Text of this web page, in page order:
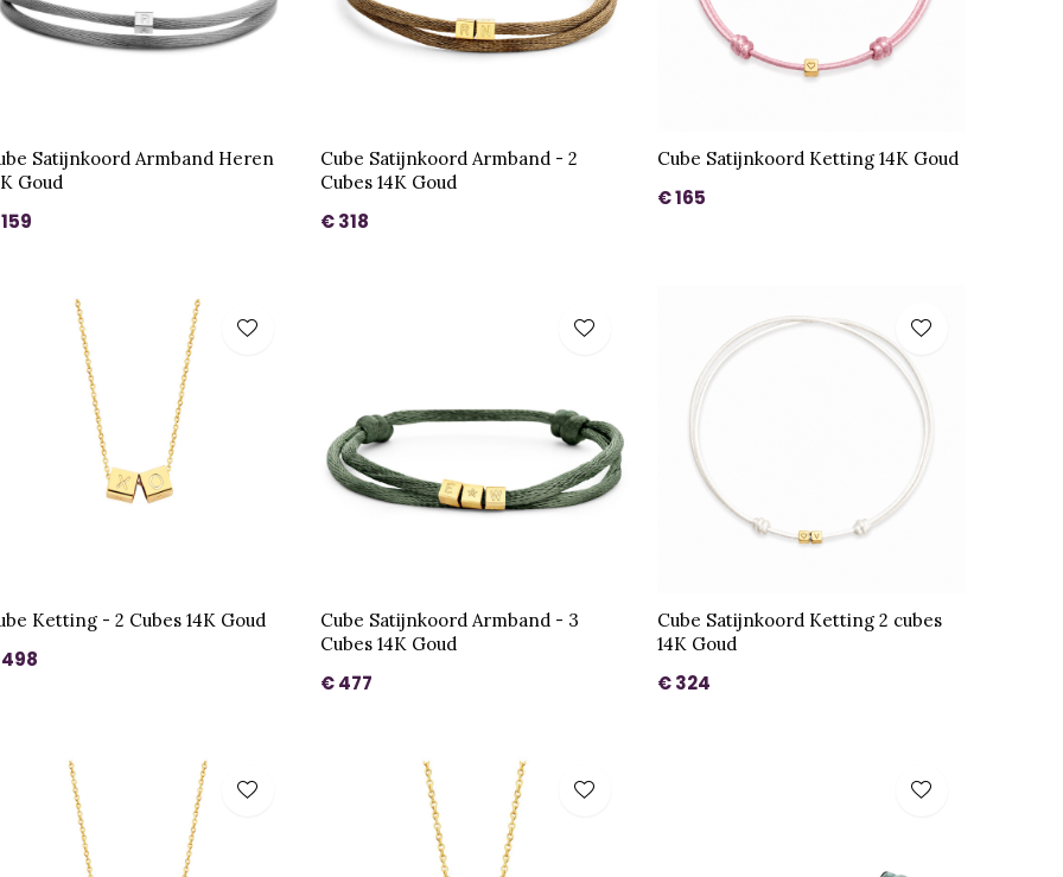
Satijnkoord Armband Heren
Goud
Cube Satijnkoord Armband - 2
Cubes 14K Goud
€ 318
Cube Satijnkoord Ketting 14K Goud
€ 165
Ketting - 2 Cubes 14K Goud
Cube Satijnkoord Armband - 3
Cubes 14K Goud
€ 477
Cube Satijnkoord Ketting 2 cubes
14K Goud
€ 324